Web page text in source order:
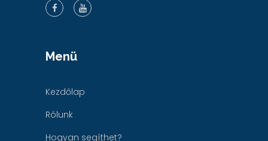
Menü
Kezdőlap
Rólunk
Hogyan segíthet?